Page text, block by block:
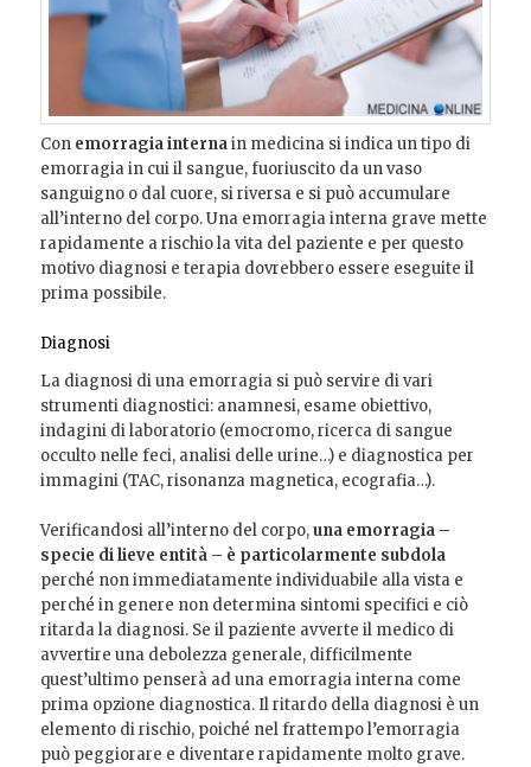
Con emorragia internain medicina si indica un tipo di
emorragia in cui il sangue, fuoriuscito da un vaso
sanguigno o dal cuore, si riversa e si può accumulare
all’interno del corpo. Una emorragia interna grave mette
rapidamente a rischio la vita del paziente e per questo
motivo diagnosi e terapia dovrebbero essere eseguite il
prima possibile.
Diagnosi
La diagnosi di una emorragia si può servire di vari
strumenti diagnostici: anamnesi, esame obiettivo,
indagini di laboratorio (emocromo, ricerca di sangue
occulto nelle feci, analisi delle urine…) e diagnostica per
immagini (TAC, risonanza magnetica, ecografia…).
Verificandosi all’interno del corpo,una emorragia –
specie di lieve entità – è particolarmente subdola
perché non immediatamente individuabile alla vista e
perché in genere non determina sintomi specifici e ciò
ritarda la diagnosi. Se il paziente avverte il medico di
avvertire una debolezza generale, difficilmente
quest’ultimo penserà ad una emorragia interna come
prima opzione diagnostica. Il ritardo della diagnosi è un
elemento di rischio, poiché nel frattempo l’emorragia
può peggiorare e diventare rapidamente molto grave.